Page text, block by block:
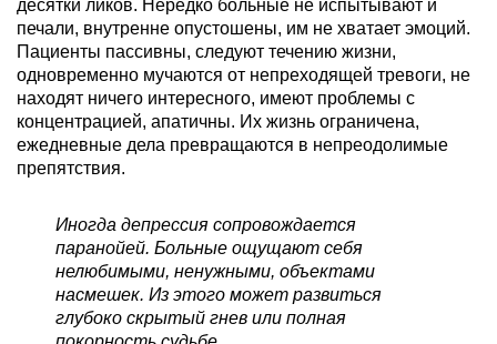
десятки ликов. Нередко больные не испытывают и
печали, внутренне опустошены, им не хватает эмоций.
Пациенты пассивны, следуют течению жизни,
одновременно мучаются от непреходящей тревоги, не
находят ничего интересного, имеют проблемы с
концентрацией, апатичны. Их жизнь ограничена,
ежедневные дела превращаются в непреодолимые
препятствия.
Иногда депрессия сопровождается
паранойей. Больные ощущают себя
нелюбимыми, ненужными, объектами
насмешек. Из этого может развиться
глубоко скрытый гнев или полная